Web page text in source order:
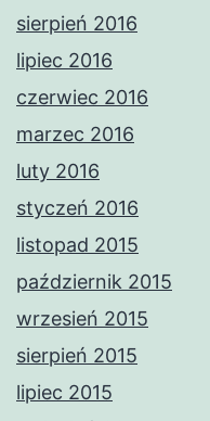
sierpień 2016
lipiec 2016
czerwiec 2016
marzec 2016
luty 2016
styczeń 2016
listopad 2015
październik 2015
wrzesień 2015
sierpień 2015
lipiec 2015